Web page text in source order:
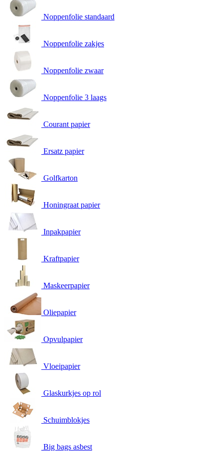
Noppenfolie standaard
Noppenfolie zakjes
Noppenfolie zwaar
Noppenfolie 3 laags
Courant papier
Ersatz papier
Golfkarton
Honingraat papier
Inpakpapier
Kraftpapier
Maskeerpapier
Oliepapier
Opvulpapier
Vloeipapier
Glaskurkjes op rol
Schuimblokjes
Big bags asbest